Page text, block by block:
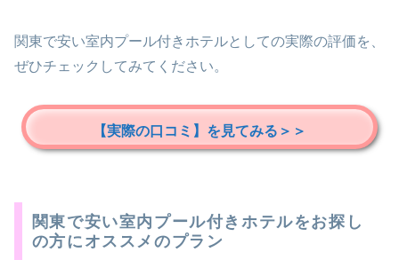
関東で安い室内プール付きホテルとしての実際の評価を、
ぜひチェックしてみてください。
【実際の口コミ】を見てみる＞＞
関東で安い室内プール付きホテルをお探し
の方にオススメのプラン